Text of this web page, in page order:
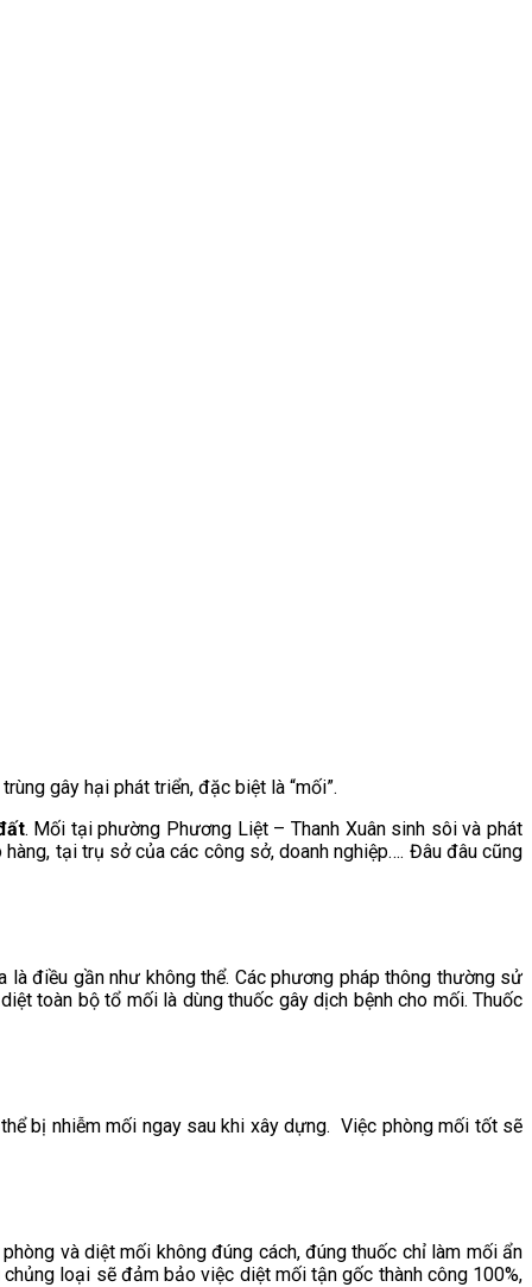
gây hại phát triển, đặc biệt là “mối”.
. Mối tại phường Phương Liệt – Thanh Xuân sinh sôi và phát
tại trụ sở của các công sở, doanh nghiệp…. Đâu đâu cũng
điều gần như không thể. Các phương pháp thông thường sử
toàn bộ tổ mối là dùng thuốc gây dịch bệnh cho mối. Thuốc
bị nhiễm mối ngay sau khi xây dựng. Việc phòng mối tốt sẽ
và diệt mối không đúng cách, đúng thuốc chỉ làm mối ẩn
loại sẽ đảm bảo việc diệt mối tận gốc thành công 100%,